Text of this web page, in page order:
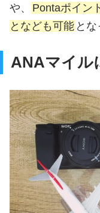
や、
Pontaポイン
となども可能 とな
ANAマイル